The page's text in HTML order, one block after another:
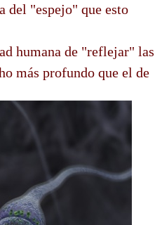
del "espejo" que esto
humana de "reflejar" las
más profundo que el de